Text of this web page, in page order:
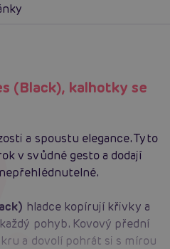
(Black), kalhotky se
a spoustu elegance. Tyto
v svůdné gesto a dodají
hladce kopírují křivky a
pohyb. Kovový přední
a dovolí pohrát si s mírou